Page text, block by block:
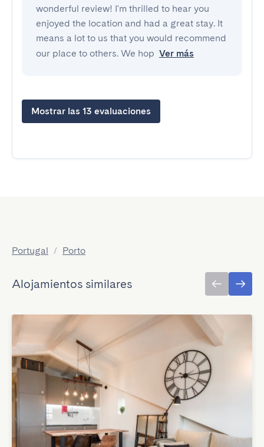
wonderful review! I'm thrilled to hear you
enjoyed the location and had a great stay. It
means a lot to us that you would recommend
our place to others. We hop Ver más
Mostrar las 13 evaluaciones
Portugal / Porto
Alojamientos similares